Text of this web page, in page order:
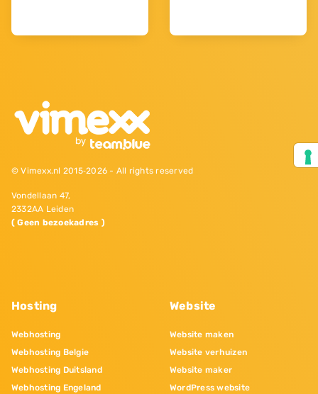
© Vimexx.nl 2015‐2026 - All rights reserved
Vondellaan 47,
2332AA Leiden
( Geen bezoekadres )
Hosting
Webhosting
Webhosting Belgie
Webhosting Duitsland
Webhosting Engeland
Website
Website maken
Website verhuizen
Website maker
WordPress website